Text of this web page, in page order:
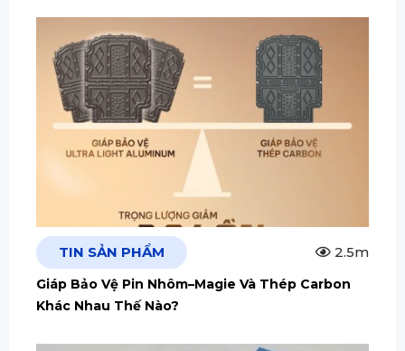
TIN SẢN PHẨM 2.5m
Giáp Bảo Vệ Pin Nhôm–Magie Và Thép Carbon
Khác Nhau Thế Nào?